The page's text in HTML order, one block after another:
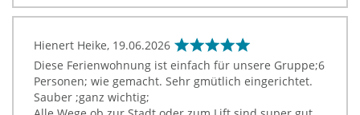
Hienert Heike, 19.06.2026
Diese Ferienwohnung ist einfach für unsere Gruppe;6
Personen; wie gemacht. Sehr gmütlich eingerichtet.
Sauber ;ganz wichtig;